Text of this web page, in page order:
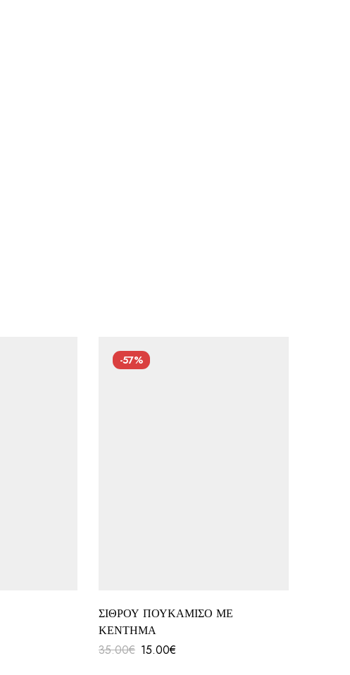
-57%
ΣΙΘΡΟΥ ΠΟΥΚΑΜΙΣΟ ΜΕ
ΚΕΝΤΗΜΑ
35.00€ 15.00€